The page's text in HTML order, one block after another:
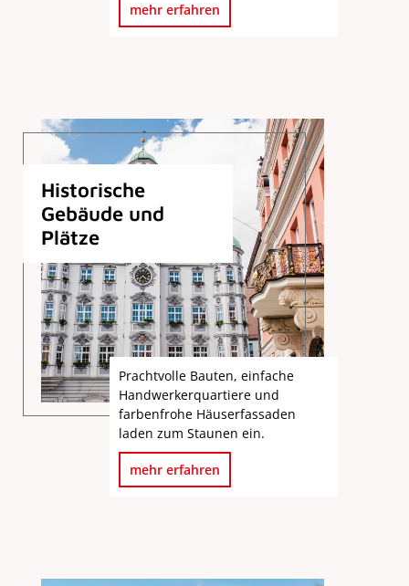
mehr erfahren
Historische
Gebäude und
Plätze
Prachtvolle Bauten, einfache
Handwerkerquartiere und
farbenfrohe Häuserfassaden
laden zum Staunen ein.
mehr erfahren